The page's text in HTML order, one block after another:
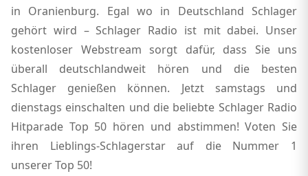
in Oranienburg. Egal wo in Deutschland Schlager
gehört wird – Schlager Radio ist mit dabei. Unser
kostenloser Webstream sorgt dafür, dass Sie uns
überall deutschlandweit hören und die besten
Schlager genießen können. Jetzt samstags und
dienstags einschalten und die beliebte Schlager Radio
Hitparade Top 50 hören und abstimmen! Voten Sie
ihren Lieblings-Schlagerstar auf die Nummer 1
unserer Top 50!